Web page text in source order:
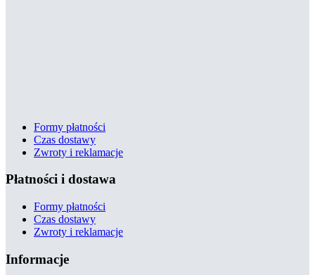
Formy płatności
Czas dostawy
Zwroty i reklamacje
Płatności i dostawa
Formy płatności
Czas dostawy
Zwroty i reklamacje
Informacje